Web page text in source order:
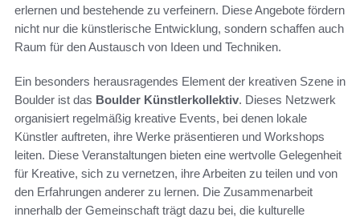
erlernen und bestehende zu verfeinern. Diese Angebote fördern
nicht nur die künstlerische Entwicklung, sondern schaffen auch
Raum für den Austausch von Ideen und Techniken.
Ein besonders herausragendes Element der kreativen Szene in
Boulder ist das Boulder Künstlerkollektiv. Dieses Netzwerk
organisiert regelmäßig kreative Events, bei denen lokale
Künstler auftreten, ihre Werke präsentieren und Workshops
leiten. Diese Veranstaltungen bieten eine wertvolle Gelegenheit
für Kreative, sich zu vernetzen, ihre Arbeiten zu teilen und von
den Erfahrungen anderer zu lernen. Die Zusammenarbeit
innerhalb der Gemeinschaft trägt dazu bei, die kulturelle